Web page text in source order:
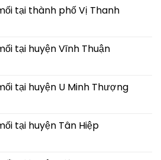
tại thành phố Vị Thanh
tại huyện Vĩnh Thuận
tại huyện U Minh Thượng
tại huyện Tân Hiệp